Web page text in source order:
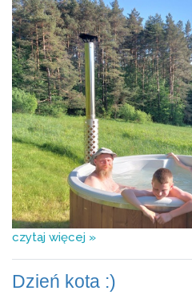
czytaj więcej »
Dzień kota :)